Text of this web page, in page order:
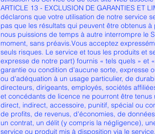
ARTICLE 13 - EXCLUSION DE GARANTIES ET
déclarons que votre utilisation de notre service
pas que les résultats qui peuvent être obtenus
nous puissions de temps à autre interrompre le
moment, sans préavis.Vous acceptez
seuls risques. Le service et tous les produits et
expresse de notre part) fournis « tels quels » et
garantie ou condition d'aucune sorte, expresse
ou d'adéquation à un usage particulier, de
directeurs, dirigeants, employés, sociétés
et concédants de licence ne pourront être
direct, indirect, accessoire, punitif, spécial ou
de profits, de revenus, d'économies, de
un contrat, un délit (y compris la négligence),
service ou produit mis à disposition via le